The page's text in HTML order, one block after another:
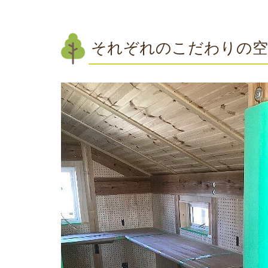
それぞれのこだわりの